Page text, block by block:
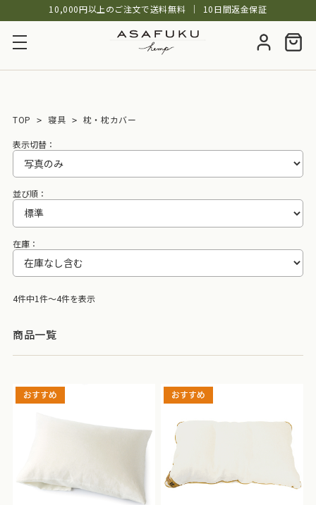
10,000円以上のご注文で送料無料 │ 10日間返金保証
TOP 寝具 枕・枕カバー
表示切替：
並び順：
在庫：
4件中1件～4件を表示
商品一覧